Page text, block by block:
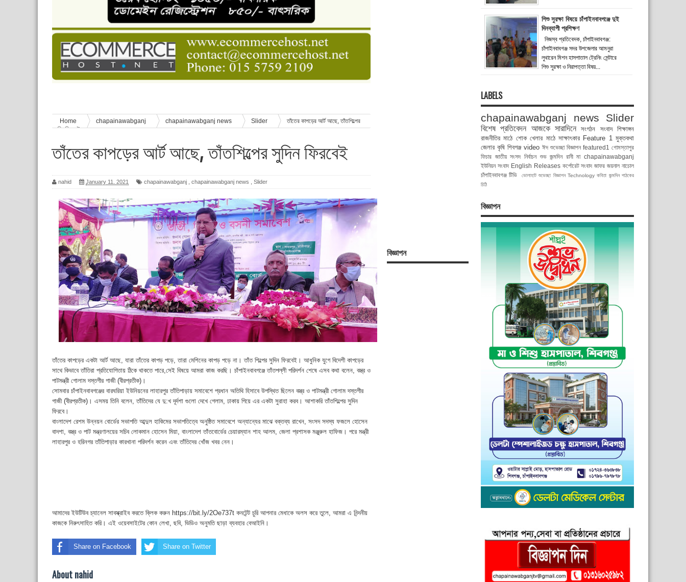
চাঁপাইনবাবগঞ্জে শেষ হয়েছে ৫ দিনের স্কাউট ইউনিট লিডার বেসিক কোর্স
বাংলাদেশ স্কাউটস দিবস পালন
পানি সংকট, কলস নিয়ে বিক্ষোভ
ঈদের শুভেচ্ছা জানিয়েছেন সাবেক ছাত্রলীগ নেতা আবু হাসনাত সুমন
শিশু সুরক্ষা বিষয়ে চাঁপাইনবাবগঞ্জে দুই দিনব্যাপী প্রশিক্ষণ
বিজ্ঞাপন
Home chapainawabganj chapainawabganj news Slider
তাঁতের কাপড়ের আর্ট আছে, তাঁতশিল্পের
সুদিন ফিরবেই
তাঁতের কাপড়ের আর্ট আছে, তাঁতশিল্পের সুদিন ফিরবেই
nahid January 11, 2021 chapainawabganj chapainawabganj news Slider
তাঁতের কাপড়ের একটা আর্ট আছে, যারা তাঁতের কাপড় পড়ে, তারা মেশিনের কাপড় পড়ে না। তাঁত শিল্পের সুদিন ফিরবেই। আধুনিক যুগে বিদেশী কাপড়ের
সাথে কিভাবে তাঁতিরা প্রতিযোগিতায় ঠিকে থাকতে পারে,সেই বিষয়ে আমরা কাজ করছি। চাঁপাইনবাবগঞ্জে তাঁতপল্লী পরিদর্শন শেষে এসব কথা বলেন, বস্ত্র ও
পাটমন্ত্রী গোলাম দস্তগীর গাজী (বীরপ্রতীক)।
সোমবার চাঁপাইনবাবগঞ্জের বারঘরিয়া ইউনিয়নের লাহারপুর তাঁতিপাড়ায় সমাবেশে প্রধান অতিথি হিসাবে উপস্থিত ছিলেন বস্ত্র ও পাটমন্ত্রী গোলাম দস্তগীর
গাজী (বীরপ্রতীক)। এসময় তিনি বলেন, তাঁতিদের যে দু:খ দূর্দশা গুলো দেখে গেলাম, ঢাকায় গিয়ে এর একটা সুরাহা করব। আশাকরি তাঁতশিল্পের সুদিন
ফিরবে।
বাংলাদেশ রেশম উন্নয়ন বোর্ডের সভাপতি আব্দুল হাকিমের সভাপতিত্বে অনুষ্ঠিত সমাবেশে অন্যান্যের মাঝে বক্তব্য রাখেন, সংসদ সদস্য ফজলে হোসেন
বাদশা, বস্ত্র ও পাট মন্ত্রণালয়ের সচিব লোকমান হোসেন মিয়া, বাংলাদেশ তাঁতবোর্ডের চেয়ারম্যান শাহ আলম, জেলা প্রশাসক মঞ্জুরুল হাফিজ। পরে মন্ত্রী
লাহারপুর ও হরিনগর তাঁতিপাড়ার কারখানা পরিদর্শন করেন এবং তাঁতিদের খোঁজ খবর নেন।
আমাদের ইউটিউব চ্যানেল সাবস্ক্রাইব করতে ক্লিক করুন https://bit.ly/2Oe737t কনটেন্ট চুরি আপনার মেধাকে অলস করে তুলে, আমরা এ নিন্দনীয়
কাজকে নিরুৎসাহিত করি। এই ওয়েবসাইটের কোন লেখা, ছবি, ভিডিও অনুমতি ছাড়া ব্যবহার বেআইনি।
Share on Facebook Share on Twitter
About nahid
শিশু সুরক্ষা বিষয়ে চাঁপাইনবাবগঞ্জে দুই
দিনব্যাপী প্রশিক্ষণ
নিজস্ব প্রতিবেদক, চাঁপাইনবাবগঞ্জ:
চাঁপাইনবাবগঞ্জ সদর উপজেলার আমনুরা
লুথারেন মিশন হাসপাতাল ট্রেনিং সেন্টারে
শিশু সুরক্ষা ও নিরাপত্তা বিষয়...
LABELS
chapainawabganj news Slider
বিশেষ প্রতিবেদন আজকে সারাদিনে সংগঠন সংবাদ
শিক্ষাঙ্গন
রাজনীতির মাঠে শোক খেলার মাঠে সাক্ষাৎকার Feature 1 মুক্তকথা
জেলার কৃষি শিবগঞ্জ video ঈদ শুভেচ্ছা বিজ্ঞাপন featured1 গোমস্তাপুর
ফিচার জাতীয় সংসদ নির্বাচন শুভ জন্মদিন রানী মা chapainawabganj
ইউনিয়ন সংবাদ English Releases কর্পোরেট সংবাদ জাফর জয়নাল নাচোল
চাঁপাইনবাবগঞ্জ টিভি
ভোলাহাট শুভেচ্ছা বিজ্ঞাপন Technology কবিতা জন্মদিন পাঠকের
চিঠি
বিজ্ঞাপন